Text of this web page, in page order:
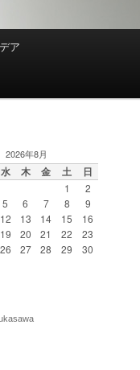
ア
2026年8月
水 木 金 土 日
1
2
5 6 7 8
9
12 13 14 15
16
19 20 21 22
23
26 27 28 29
30